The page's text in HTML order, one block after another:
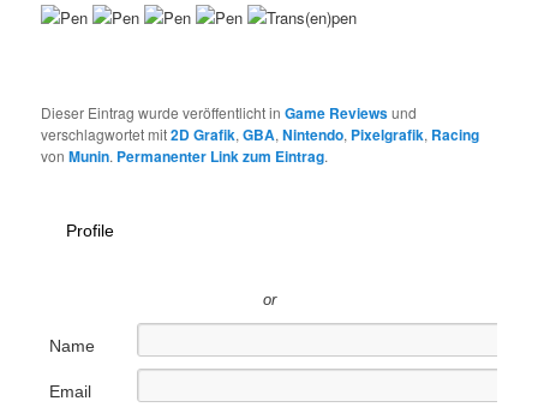
Dieser Eintrag wurde veröffentlicht inGame Reviewsund
verschlagwortet mit2D Grafik,GBA,Nintendo, Pixelgrafik, Racing
vonMunin. Permanenter Link zum Eintrag.
Profile
or
Name
Email